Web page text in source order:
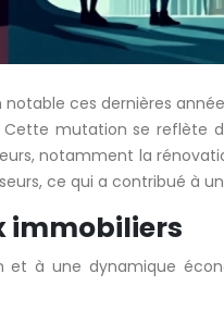
ces dernières
mutation se
notamment la
ce qui a contribué à
immobiliers
à une dynamique